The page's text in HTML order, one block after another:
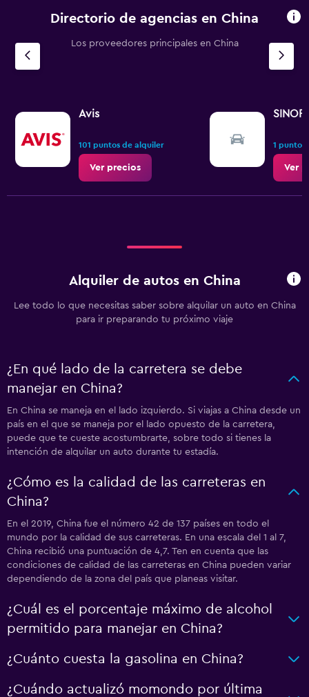
Directorio de agencias en China
Los proveedores principales en China
Avis
101 puntos de alquiler
Ver precios
1 punto
Ver
Alquiler de autos en China
Lee todo lo que necesitas saber sobre alquilar un auto en China
para ir preparando tu próximo viaje
¿En qué lado de la carretera se debe
manejar en China?
En China se maneja en el lado izquierdo. Si viajas a China desde un
país en el que se maneja por el lado opuesto de la carretera,
puede que te cueste acostumbrarte, sobre todo si tienes la
intención de alquilar un auto durante tu estadía.
¿Cómo es la calidad de las carreteras en
China?
En el 2019, China fue el número 42 de 137 países en todo el
mundo por la calidad de sus carreteras. En una escala del 1 al 7,
China recibió una puntuación de 4,7. Ten en cuenta que las
condiciones de calidad de las carreteras en China pueden variar
dependiendo de la zona del país que planeas visitar.
¿Cuál es el porcentaje máximo de alcohol
permitido para manejar en China?
¿Cuánto cuesta la gasolina en China?
¿Cuándo actualizó momondo por última